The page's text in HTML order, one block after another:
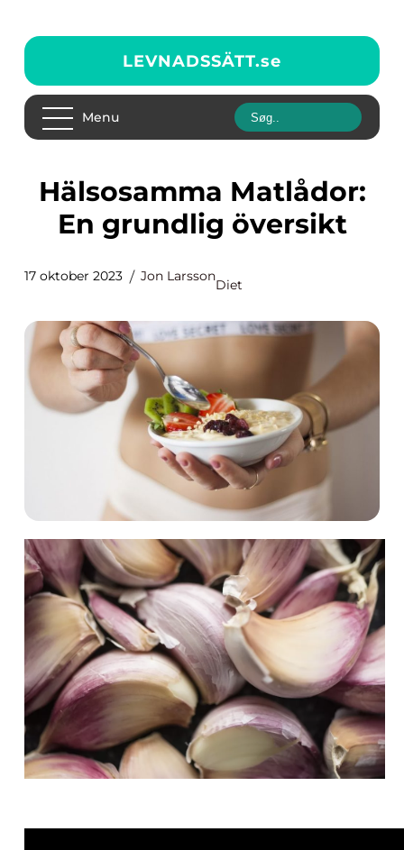
LEVNADSSÄTT.se
Menu
Hälsosamma Matlådor:
En grundlig översikt
17 oktober 2023 Jon Larsson
Diet